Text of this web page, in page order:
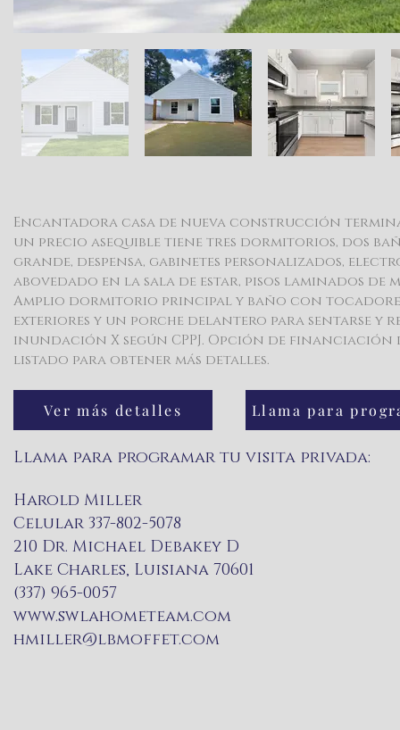
Encantadora casa de nueva construcción
un precio asequible tiene tres dormitorios, dos
grande, despensa, gabinetes personalizados,
abovedado en la sala de estar, pisos laminados
Amplio dormitorio principal y baño con tocadores
exteriores y un porche delantero para sentarse y
inundación X según CPPJ. Opción de
listado para obtener más detalles.
Ver más detalles
Llama para programar tu visita privada:
Harold Miller
Celular 337-802-5078
210 Dr. Michael Debakey D
Lake Charles, Luisiana 70601
(337) 965-0057
www.swlahometeam.com
hmiller@lbmoffet.com